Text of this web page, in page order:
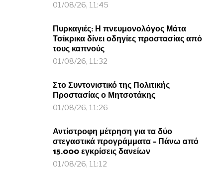
01/08/26, 11:45
Πυρκαγιές: Η πνευμονολόγος Μάτα
Τσίκρικα δίνει οδηγίες προστασίας από
τους καπνούς
01/08/26, 11:32
Στο Συντονιστικό της Πολιτικής
Προστασίας ο Μητσοτάκης
01/08/26, 11:26
Αντίστροφη μέτρηση για τα δύο
στεγαστικά προγράμματα – Πάνω από
15.000 εγκρίσεις δανείων
01/08/26, 11:12